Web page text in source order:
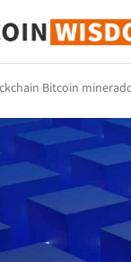
do Bitcoin
Bitcoin